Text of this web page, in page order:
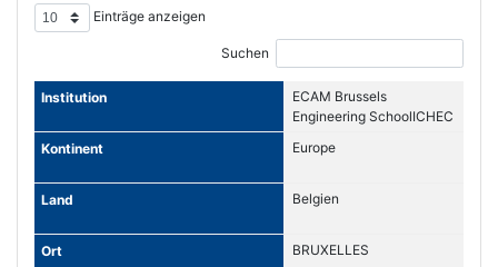
Einträge anzeigen
Suchen
ECAM Brussels
Engineering SchoolICHEC
School
Europe
Belgien
BRUXELLES